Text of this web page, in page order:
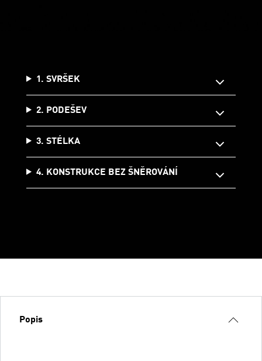
1. SVRŠEK
2. PODEŠEV
3. STÉLKA
4. KONSTRUKCE BEZ ŠNĚROVÁNÍ
Popis